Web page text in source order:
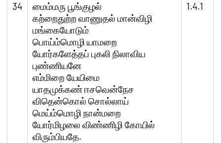
34
மைம்மரு பூங்குழல்
கற்றைதுற்ற வாணுதல் மான்விழி
மங்கையோடும்
பொய்ம்மொழி யாமறை
யோர்களேத்தப் புகலி நிலாவிய
புண்ணியனே
எம்மிறை யேயிமை
யாதமுக்கண் ஈசவென்நேச
விதென்கொல் சொல்லாய்
மெய்ம்மொழி நான்மறை
யோர்மிழலை விண்ணிழி கோயில்
விரும்பியதே.
1.4.1